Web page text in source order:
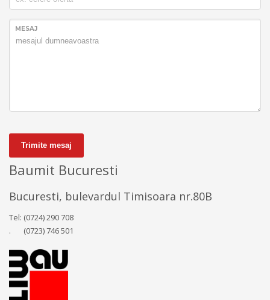
MESAJ
Trimite mesaj
Baumit Bucuresti
Bucuresti, bulevardul Timisoara nr.80B
Tel: (0724) 290 708
. (0723) 746 501